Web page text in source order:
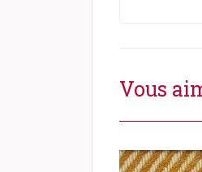
Vous